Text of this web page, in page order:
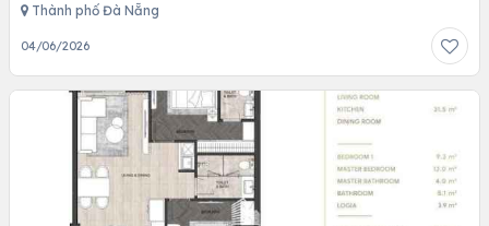
Thành phố Đà Nẵng
04/06/2026